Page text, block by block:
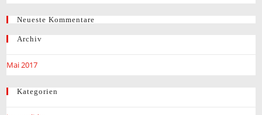
Neueste Kommentare
Archiv
Mai 2017
Kategorien